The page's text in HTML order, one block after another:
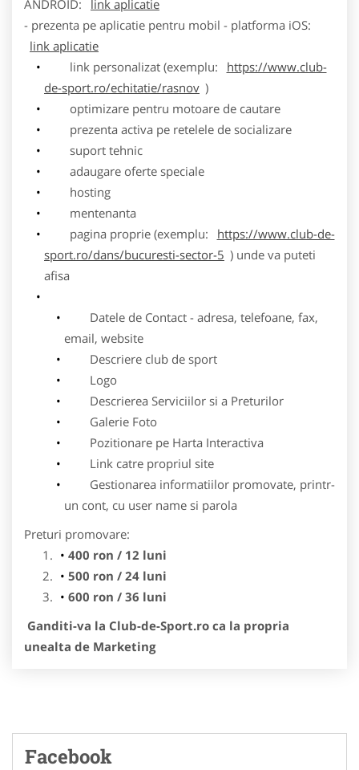
ANDROID:
link aplicatie
- prezenta pe aplicatie pentru mobil - platforma iOS:
link aplicatie
link personalizat (exemplu:
https://www.club-
de-sport.ro/echitatie/rasnov )
optimizare pentru motoare de cautare
prezenta activa pe retelele de socializare
suport tehnic
adaugare oferte speciale
hosting
mentenanta
pagina proprie (exemplu:
https://www.club-de-
sport.ro/dans/bucuresti-sector-5 ) unde va puteti
afisa
Datele de Contact - adresa, telefoane, fax,
email, website
Descriere club de sport
Logo
Descrierea Serviciilor si a Preturilor
Galerie Foto
Pozitionare pe Harta Interactiva
Link catre propriul site
Gestionarea informatiilor promovate, printr-
un cont, cu user name si parola
Preturi promovare:
400 ron / 12 luni
500 ron / 24 luni
600 ron / 36 luni
Ganditi-va la Club-de-Sport.ro ca la propria
unealta de Marketing
Facebook